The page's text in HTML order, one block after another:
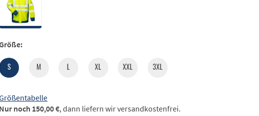
S M L XL XXL 3XL
Nur noch 150,00 €, dann liefern wir versandkostenfrei.